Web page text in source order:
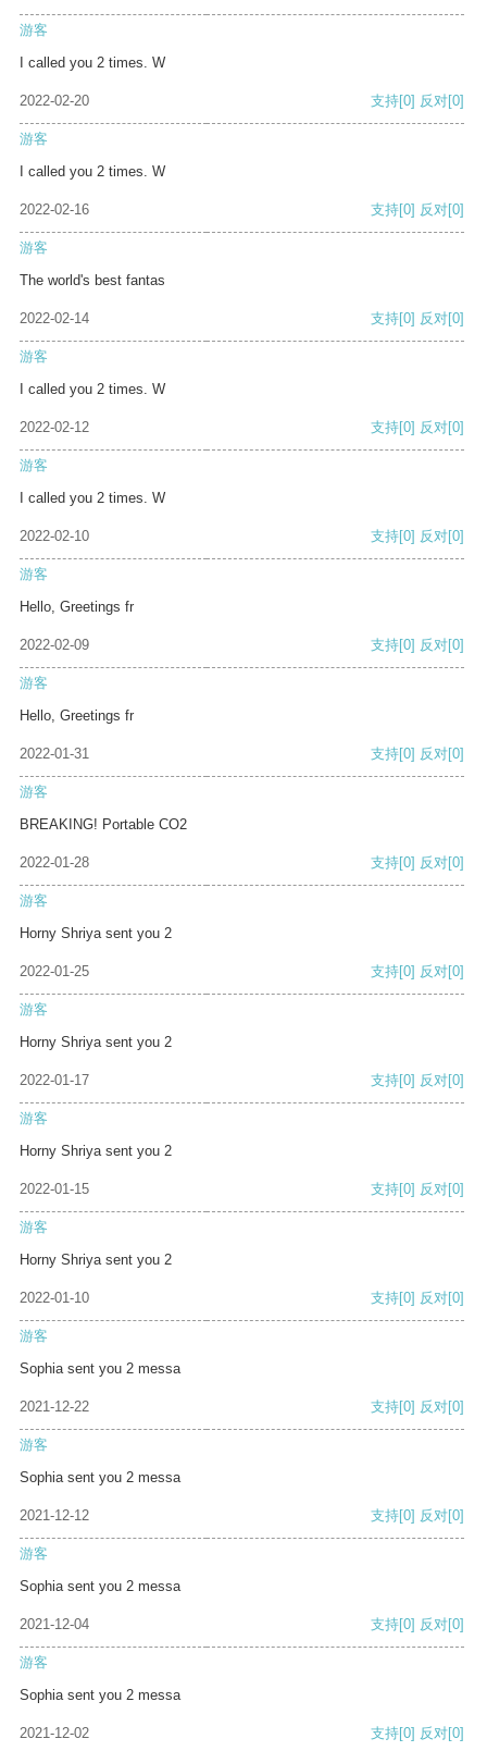
游客
I called you 2 times. W
2022-02-20 支持[0] 反对[0]
游客
I called you 2 times. W
2022-02-16 支持[0] 反对[0]
游客
The world's best fantas
2022-02-14 支持[0] 反对[0]
游客
I called you 2 times. W
2022-02-12 支持[0] 反对[0]
游客
I called you 2 times. W
2022-02-10 支持[0] 反对[0]
游客
Hello, Greetings fr
2022-02-09 支持[0] 反对[0]
游客
Hello, Greetings fr
2022-01-31 支持[0] 反对[0]
游客
BREAKING! Portable CO2
2022-01-28 支持[0] 反对[0]
游客
Horny Shriya sent you 2
2022-01-25 支持[0] 反对[0]
游客
Horny Shriya sent you 2
2022-01-17 支持[0] 反对[0]
游客
Horny Shriya sent you 2
2022-01-15 支持[0] 反对[0]
游客
Horny Shriya sent you 2
2022-01-10 支持[0] 反对[0]
游客
Sophia sent you 2 messa
2021-12-22 支持[0] 反对[0]
游客
Sophia sent you 2 messa
2021-12-12 支持[0] 反对[0]
游客
Sophia sent you 2 messa
2021-12-04 支持[0] 反对[0]
游客
Sophia sent you 2 messa
2021-12-02 支持[0] 反对[0]